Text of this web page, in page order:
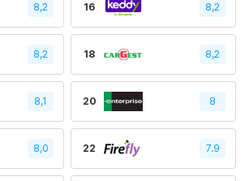
8,2 16 8,2
8,2 18 8,2
8,1 20 8
8,0 22 7.9